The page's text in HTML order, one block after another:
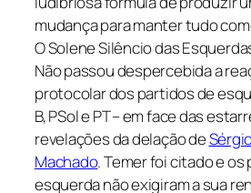
mudança para manter tudo
O Solene Silêncio das
Não passou despercebida a
protocolar dos partidos de
B, PSol e PT – em face das
revelações da delação de
Machado. Temer foi citado e os
esquerda não exigiram a sua